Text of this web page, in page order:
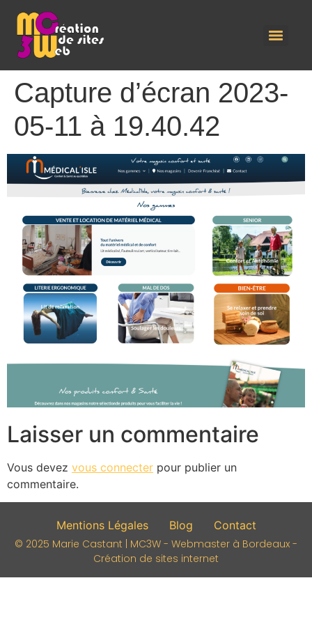
Capture d’écran 2023-
05-11 à 19.40.42
Laisser un commentaire
Vous devez vous connecter pour publier un
commentaire.
Mentions Légales Blog
Contact
© 2025 Marie Castant | MC3W - Webmaster à Bordeaux -
Création de sites internet